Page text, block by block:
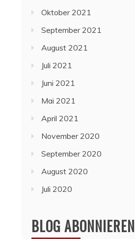
Oktober 2021
September 2021
August 2021
Juli 2021
Juni 2021
Mai 2021
April 2021
November 2020
September 2020
August 2020
Juli 2020
BLOG ABONNIEREN